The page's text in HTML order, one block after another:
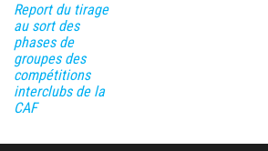
Report du tirage
au sort des
phases de
groupes des
compétitions
interclubs de la
CAF